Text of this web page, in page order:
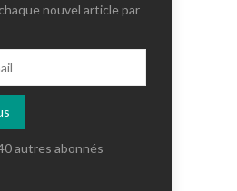
nouvel article par
autres abonnés